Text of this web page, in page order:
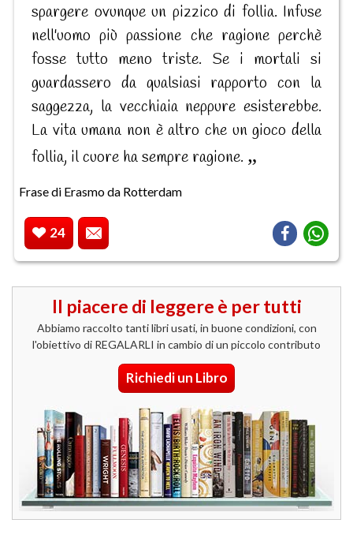
spargere ovunque un pizzico di follia. Infuse
nell'uomo più passione che ragione perchè
fosse tutto meno triste. Se i mortali si
guardassero da qualsiasi rapporto con la
saggezza, la vecchiaia neppure esisterebbe.
La vita umana non è altro che un gioco della
follia, il cuore ha sempre ragione.
Frase di Erasmo da Rotterdam
24
Il piacere di leggere è per tutti
Abbiamo raccolto tanti libri usati, in buone condizioni, con
l'obiettivo di REGALARLI in cambio di un piccolo contributo
Richiedi un Libro